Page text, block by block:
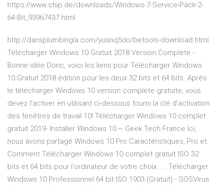
https://www.chip.de/downloads/Windows-7-Service-Pack-2-
64-Bit_93967437.html
http://dansplumbingla.com/yusnq5do/betools-download.html
Télécharger Windows 10 Gratuit 2018 Version Complète -
Bonne idée Donc, voici les liens pour Télécharger Windows
10 Gratuit 2018 édition pour les deux 32 bits et 64 bits. Après
le télécharger Windows 10 version complète gratuite, vous
devez l’activer en utilisant ci-dessous fourni la clé d’activation
des fenêtres de travail 10! Télécharger Windows 10 complet
gratuit 2019- Installer Windows 10 ~ Geek Tech France Ici,
nous avons partagé Windows 10 Pro Caractéristiques, Pro et
Comment Télécharger Windows 10 complet gratuit ISO 32
bits et 64 bits pour l'ordinateur de votre choix. ... Télécharger
Windows 10 Professionnel 64 bit ISO 1903 (Gratuit) - SOSVirus